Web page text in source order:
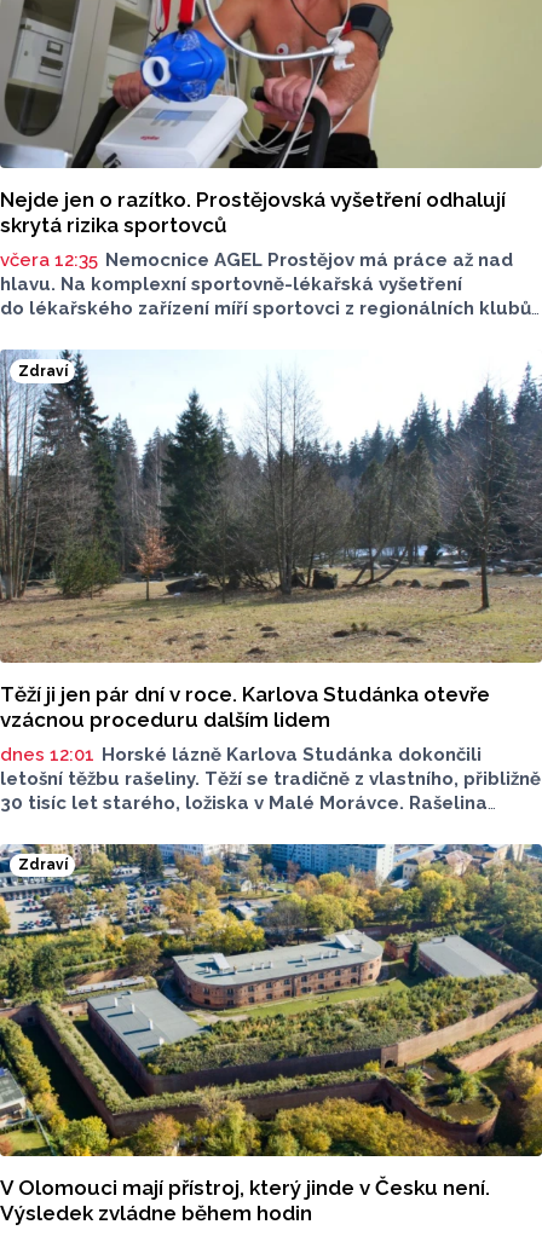
Nejde jen o razítko. Prostějovská vyšetření odhalují
skrytá rizika sportovců
včera 12:35 Nemocnice AGEL Prostějov má práce až nad
hlavu. Na komplexní sportovně-lékařská vyšetření
do lékařského zařízení míří sportovci z regionálních klubů,
o tom tisková mluvčí nemocnice Radka Miloševská.
V Prostějově vyšetřují i sportovce z Moravskoslezského,
Zlínského nebo Jihomoravského kraje.
Zdraví
Těží ji jen pár dní v roce. Karlova Studánka otevře
vzácnou proceduru dalším lidem
dnes 12:01 Horské lázně Karlova Studánka dokončili
letošní těžbu rašeliny. Těží se tradičně z vlastního, přibližně
30 tisíc let starého, ložiska v Malé Morávce. Rašelina
právě během několika letních dnů, aby doplnily zásoby pro
léčebné procedury. Nově léčebné zábal budou moct
využít i samoplátci.
Zdraví
V Olomouci mají přístroj, který jinde v Česku není.
Výsledek zvládne během hodin